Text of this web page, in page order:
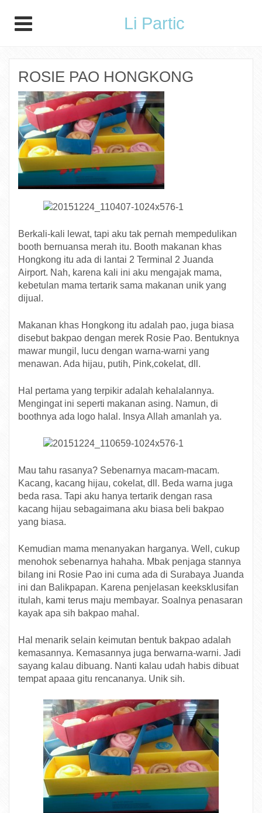
Li Partic
ROSIE PAO HONGKONG
Berkali-kali lewat, tapi aku tak pernah mempedulikan
booth bernuansa merah itu. Booth makanan khas
Hongkong itu ada di lantai 2 Terminal 2 Juanda
Airport. Nah, karena kali ini aku mengajak mama,
kebetulan mama tertarik sama makanan unik yang
dijual.
Makanan khas Hongkong itu adalah pao, juga biasa
disebut bakpao dengan merek Rosie Pao. Bentuknya
mawar mungil, lucu dengan warna-warni yang
menawan. Ada hijau, putih, Pink,cokelat, dll.
Hal pertama yang terpikir adalah kehalalannya.
Mengingat ini seperti makanan asing. Namun, di
boothnya ada logo halal. Insya Allah amanlah ya.
Mau tahu rasanya? Sebenarnya macam-macam.
Kacang, kacang hijau, cokelat, dll. Beda warna juga
beda rasa. Tapi aku hanya tertarik dengan rasa
kacang hijau sebagaimana aku biasa beli bakpao
yang biasa.
Kemudian mama menanyakan harganya. Well, cukup
menohok sebenarnya hahaha. Mbak penjaga stannya
bilang ini Rosie Pao ini cuma ada di Surabaya Juanda
ini dan Balikpapan. Karena penjelasan keeksklusifan
itulah, kami terus maju membayar. Soalnya penasaran
kayak apa sih bakpao mahal.
Hal menarik selain keimutan bentuk bakpao adalah
kemasannya. Kemasannya juga berwarna-warni. Jadi
sayang kalau dibuang. Nanti kalau udah habis dibuat
tempat apaaa gitu rencananya. Unik sih.